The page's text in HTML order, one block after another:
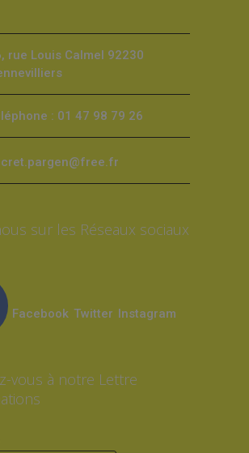
rue Louis Calmel 92230
: 01 47 98 79 26
sur les Réseaux sociaux
Facebook Twitter Instagram
vous à notre Lettre